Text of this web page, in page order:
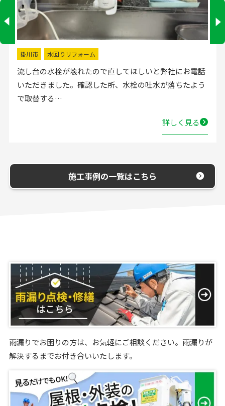
掛川市 水回りリフォーム
流し台の水栓が壊れたので直してほしいと弊社にお電話
いただきました。確認した所、水栓の吐水が落ちたよう
で取替する…
詳しく見る
施工事例の一覧はこちら
雨漏りでお困りの方は、お気軽にご相談ください。雨漏りが
解決するまでお付き合いいたします。